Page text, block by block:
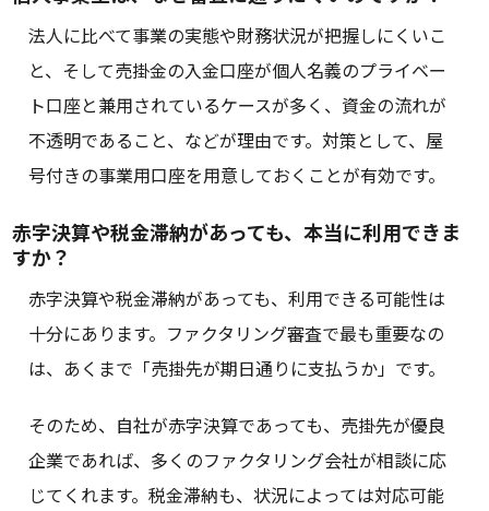
法人に比べて事業の実態や財務状況が把握しにくいこ
と、そして売掛金の入金口座が個人名義のプライベー
ト口座と兼用されているケースが多く、資金の流れが
不透明であること、などが理由です。対策として、屋
号付きの事業用口座を用意しておくことが有効です。
赤字決算や税金滞納があっても、本当に利用できま
すか？
赤字決算や税金滞納があっても、利用できる可能性は
十分にあります。ファクタリング審査で最も重要なの
は、あくまで「売掛先が期日通りに支払うか」です。
そのため、自社が赤字決算であっても、売掛先が優良
企業であれば、多くのファクタリング会社が相談に応
じてくれます。税金滞納も、状況によっては対応可能